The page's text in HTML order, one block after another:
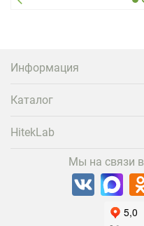
Информация
Каталог
HitekLab
Мы на связи